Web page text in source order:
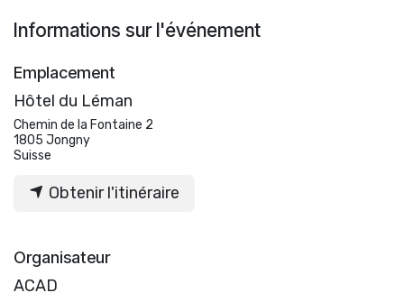
Informations sur l'événement
Emplacement
Hôtel du Léman
Chemin de la Fontaine 2
1805 Jongny
Suisse
Obtenir l'itinéraire
Organisateur
ACAD